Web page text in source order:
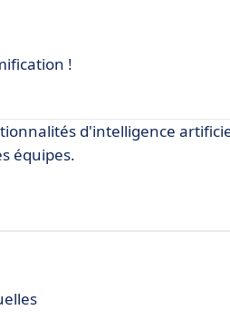
!
d'intelligence
équipes.